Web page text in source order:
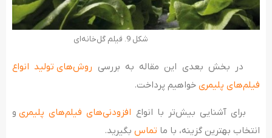
شکل 9. فیلم گل‌خانه‌ای
در بخش بعدی این مقاله به بررسی روش‌های تولید انواع
فیلم‌های پلیمری خواهیم پرداخت.
برای آشنایی بیش‌تر با انواع افزودنی‌های فیلم‌های پلیمری و
انتخاب بهترین گزینه، با ما تماس بگیرید.